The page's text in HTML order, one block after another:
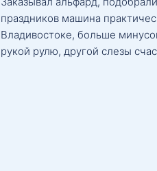
праздников машина
Владивостоке, больше
рукой рулю, другой слезы